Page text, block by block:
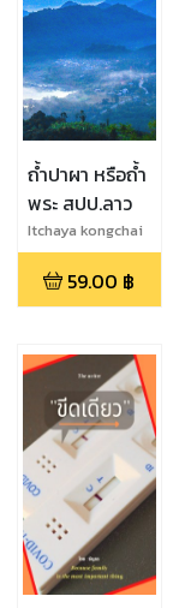
ถ้ำปาผา หรือถ้ำ
พระ สปป.ลาว
Itchaya kongchai
59.00 ฿